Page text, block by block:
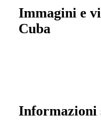
Immagini e
Cuba
Informazioni